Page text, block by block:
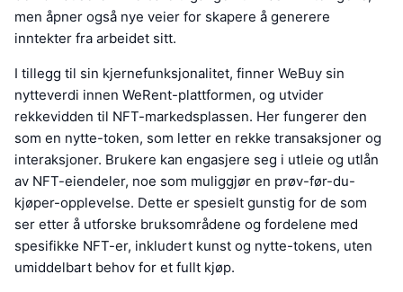
men åpner også nye veier for skapere å generere
inntekter fra arbeidet sitt.
I tillegg til sin kjernefunksjonalitet, finner WeBuy sin
nytteverdi innen WeRent-plattformen, og utvider
rekkevidden til NFT-markedsplassen. Her fungerer den
som en nytte-token, som letter en rekke transaksjoner og
interaksjoner. Brukere kan engasjere seg i utleie og utlån
av NFT-eiendeler, noe som muliggjør en prøv-før-du-
kjøper-opplevelse. Dette er spesielt gunstig for de som
ser etter å utforske bruksområdene og fordelene med
spesifikke NFT-er, inkludert kunst og nytte-tokens, uten
umiddelbart behov for et fullt kjøp.